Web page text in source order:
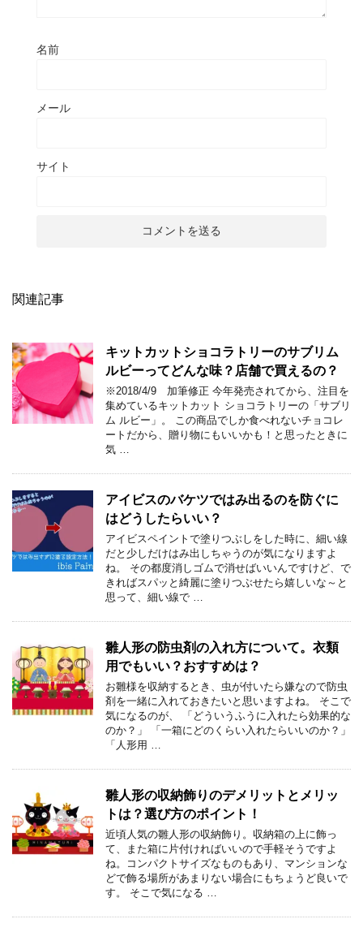
名前
メール
サイト
関連記事
キットカットショコラトリーのサブリム
ルビーってどんな味？店舗で買えるの？
※2018/4/9 加筆修正 今年発売されてから、注目を
集めているキットカット ショコラトリーの「サブリ
ム ルビー」。 この商品でしか食べれないチョコレ
ートだから、贈り物にもいいかも！と思ったときに
気 …
アイビスのバケツではみ出るのを防ぐに
はどうしたらいい？
アイビスペイントで塗りつぶしをした時に、細い線
だと少しだけはみ出しちゃうのが気になりますよ
ね。 その都度消しゴムで消せばいいんですけど、で
きればスパッと綺麗に塗りつぶせたら嬉しいな～と
思って、細い線で …
雛人形の防虫剤の入れ方について。衣類
用でもいい？おすすめは？
お雛様を収納するとき、虫が付いたら嫌なので防虫
剤を一緒に入れておきたいと思いますよね。 そこで
気になるのが、 「どういうふうに入れたら効果的な
のか？」 「一箱にどのくらい入れたらいいのか？」
「人形用 …
雛人形の収納飾りのデメリットとメリッ
トは？選び方のポイント！
近頃人気の雛人形の収納飾り。収納箱の上に飾っ
て、また箱に片付ければいいので手軽そうですよ
ね。コンパクトサイズなものもあり、マンションな
どで飾る場所があまりない場合にもちょうど良いで
す。 そこで気になる …